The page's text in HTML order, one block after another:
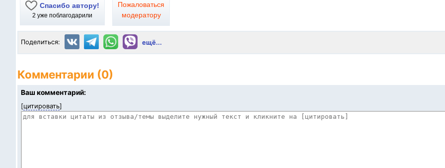
Спасибо автору!
2 уже поблагодарили
Пожаловаться
модератору
Поделиться: ещё...
Комментарии (0)
Ваш комментарий:
[цитировать]